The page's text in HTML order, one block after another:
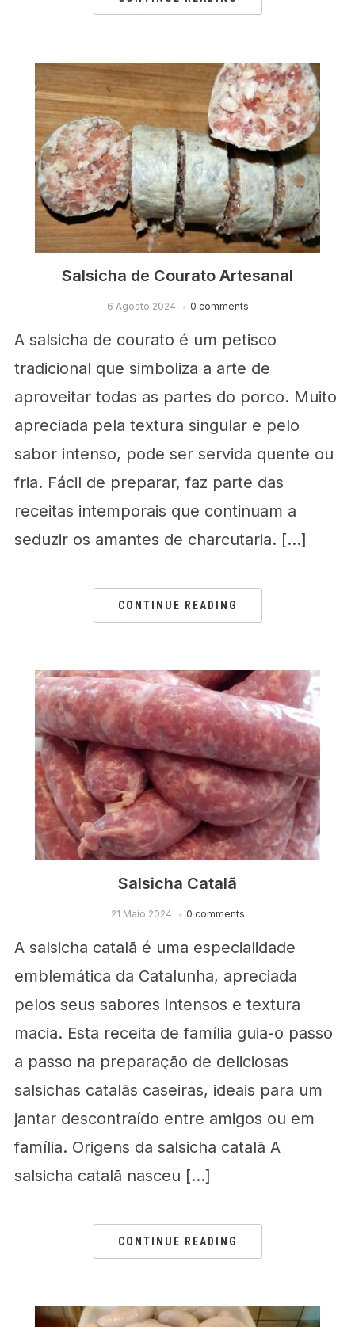
Salsicha de Courato Artesanal
6 Agosto 2024 0 comments
A salsicha de courato é um petisco
tradicional que simboliza a arte de
aproveitar todas as partes do porco. Muito
apreciada pela textura singular e pelo
sabor intenso, pode ser servida quente ou
fria. Fácil de preparar, faz parte das
receitas intemporais que continuam a
seduzir os amantes de charcutaria. […]
CONTINUE READING
Salsicha Catalã
21 Maio 2024 0 comments
A salsicha catalã é uma especialidade
emblemática da Catalunha, apreciada
pelos seus sabores intensos e textura
macia. Esta receita de família guia-o passo
a passo na preparação de deliciosas
salsichas catalãs caseiras, ideais para um
jantar descontraído entre amigos ou em
família. Origens da salsicha catalã A
salsicha catalã nasceu […]
CONTINUE READING